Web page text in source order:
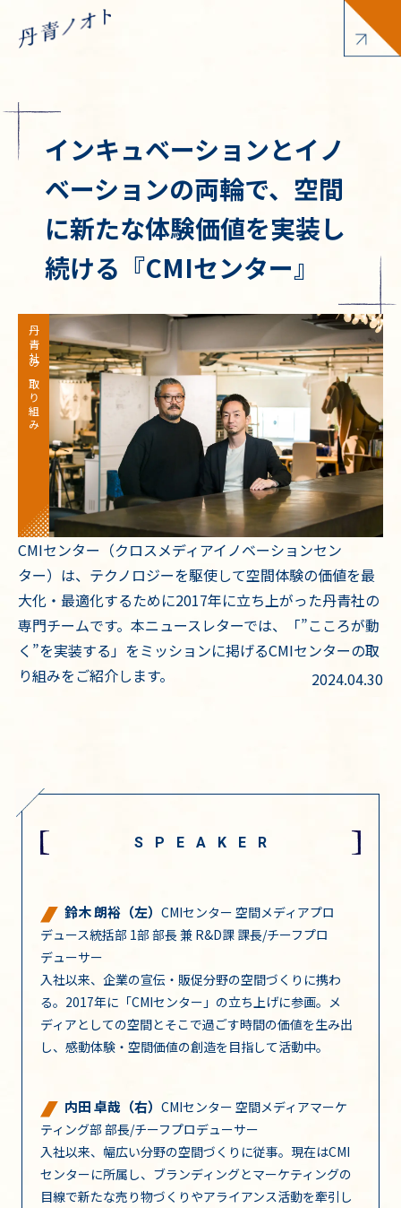
インキュベーションとイノ
ベーションの両輪で、空間
に新たな体験価値を実装し
続ける『CMIセンター』
丹青社の取り組み
CMIセンター（クロスメディアイノベーションセン
ター）は、テクノロジーを駆使して空間体験の価値を最
大化・最適化するために2017年に立ち上がった丹青社の
専門チームです。本ニュースレターでは、「”こころが動
く”を実装する」をミッションに掲げるCMIセンターの取
り組みをご紹介します。
2024.04.30
SPEAKER
鈴木 朗裕（左） CMIセンター 空間メディアプロ
デュース統括部 1部 部長 兼 R&D課 課長/チーフプロ
デューサー
入社以来、企業の宣伝・販促分野の空間づくりに携わ
る。2017年に「CMIセンター」の立ち上げに参画。メ
ディアとしての空間とそこで過ごす時間の価値を生み出
し、感動体験・空間価値の創造を目指して活動中。
内田 卓哉（右） CMIセンター 空間メディアマーケ
ティング部 部長/チーフプロデューサー
入社以来、幅広い分野の空間づくりに従事。現在はCMI
センターに所属し、ブランディングとマーケティングの
目線で新たな売り物づくりやアライアンス活動を牽引し